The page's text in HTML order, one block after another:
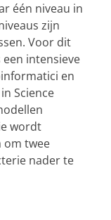
één niveau in
zijn
Voor dit
intensieve
en
Science
wordt
om twee
nader te